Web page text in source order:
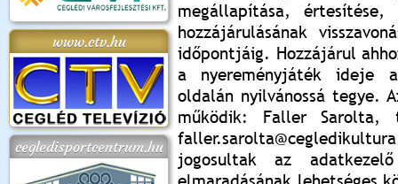
www.ctv.hu
cegledisportcentrum.hu
megállapítása,
hozzájárulásának
időpontjáig. Hozzájárul
a nyereményjáték ideje
oldalán nyilvánossá tegye.
működik: Faller
jogosultak az